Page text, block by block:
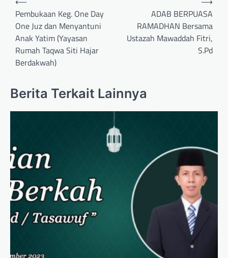
navigation
Pembukaan Keg. One Day
One Juz dan Menyantuni
Anak Yatim (Yayasan
Rumah Taqwa Siti Hajar
Berdakwah)
ADAB BERPUASA
RAMADHAN Bersama
Ustazah Mawaddah Fitri,
S.Pd
Berita Terkait Lainnya